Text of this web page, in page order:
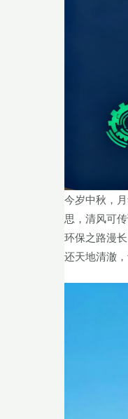
今岁中秋，
思，清风可
环保之路漫
还天地清澈